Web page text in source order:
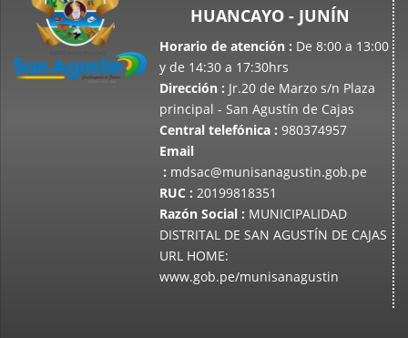
HUANCAYO - JUNÍN
Horario de atención : De 8:00 a 13:00
y de 14:30 a 17:30hrs
Dirección : Jr.20 de Marzo s/n Plaza
principal - San Agustín de Cajas
Central telefónica : 980374957
Email
: mdsac@munisanagustin.gob.pe
RUC : 20199818351
Razón Social : MUNICIPALIDAD
DISTRITAL DE SAN AGUSTÍN DE CAJAS
URL HOME:
www.gob.pe/munisanagustin